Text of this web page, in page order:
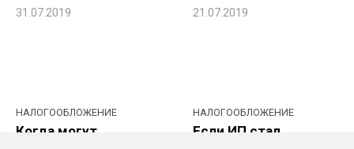
31.07.2019 21.07.2019
НАЛОГООБЛОЖЕНИЕ
Когда могут
НАЛОГООБЛОЖЕНИЕ
Если ИП стал